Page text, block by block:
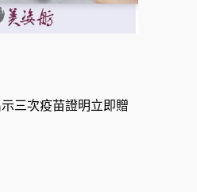
三次疫苗證明立即贈